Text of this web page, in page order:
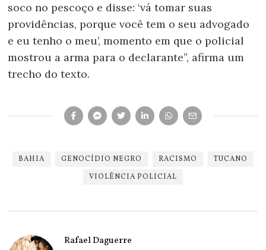
soco no pescoço e disse: ‘vá tomar suas
providências, porque você tem o seu advogado
e eu tenho o meu’, momento em que o policial
mostrou a arma para o declarante”, afirma um
trecho do texto.
BAHIA GENOCÍDIO NEGRO RACISMO
TUCANO
VIOLÊNCIA POLICIAL
Rafael Daguerre